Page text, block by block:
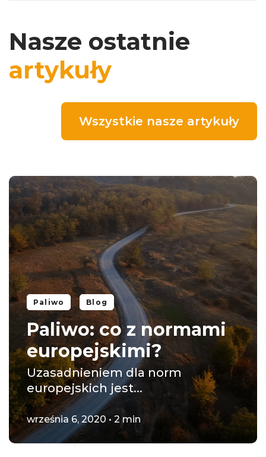
Nasze ostatnie
artykuły
Wszystkie nasze artykuły
Paliwo Blog
Paliwo: co z normami
europejskimi?
Uzasadnieniem dla norm
europejskich jest...
września 6, 2020 • 2 min